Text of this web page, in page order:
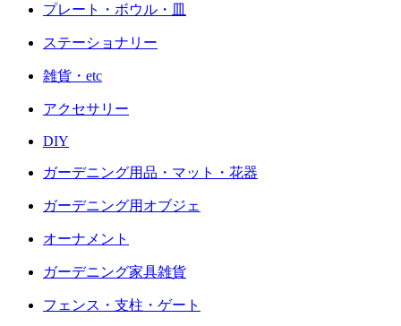
プレート・ボウル・皿
ステーショナリー
雑貨・etc
アクセサリー
DIY
ガーデニング用品・マット・花器
ガーデニング用オブジェ
オーナメント
ガーデニング家具雑貨
フェンス・支柱・ゲート